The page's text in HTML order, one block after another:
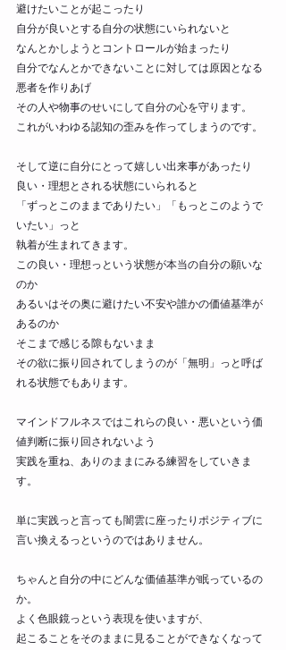
避けたいことが起こったり
自分が良いとする自分の状態にいられないと
なんとかしようとコントロールが始まったり
自分でなんとかできないことに対しては原因となる
悪者を作りあげ
その人や物事のせいにして自分の心を守ります。
これがいわゆる認知の歪みを作ってしまうのです。
そして逆に自分にとって嬉しい出来事があったり
良い・理想とされる状態にいられると
「ずっとこのままでありたい」「もっとこのようで
いたい」っと
執着が生まれてきます。
この良い・理想っという状態が本当の自分の願いな
のか
あるいはその奥に避けたい不安や誰かの価値基準が
あるのか
そこまで感じる隙もないまま
その欲に振り回されてしまうのが「無明」っと呼ば
れる状態でもあります。
マインドフルネスではこれらの良い・悪いという価
値判断に振り回されないよう
実践を重ね、ありのままにみる練習をしていきま
す。
単に実践っと言っても闇雲に座ったりポジティブに
言い換えるっというのではありません。
ちゃんと自分の中にどんな価値基準が眠っているの
か。
よく色眼鏡っという表現を使いますが、
起こることをそのままに見ることができなくなって